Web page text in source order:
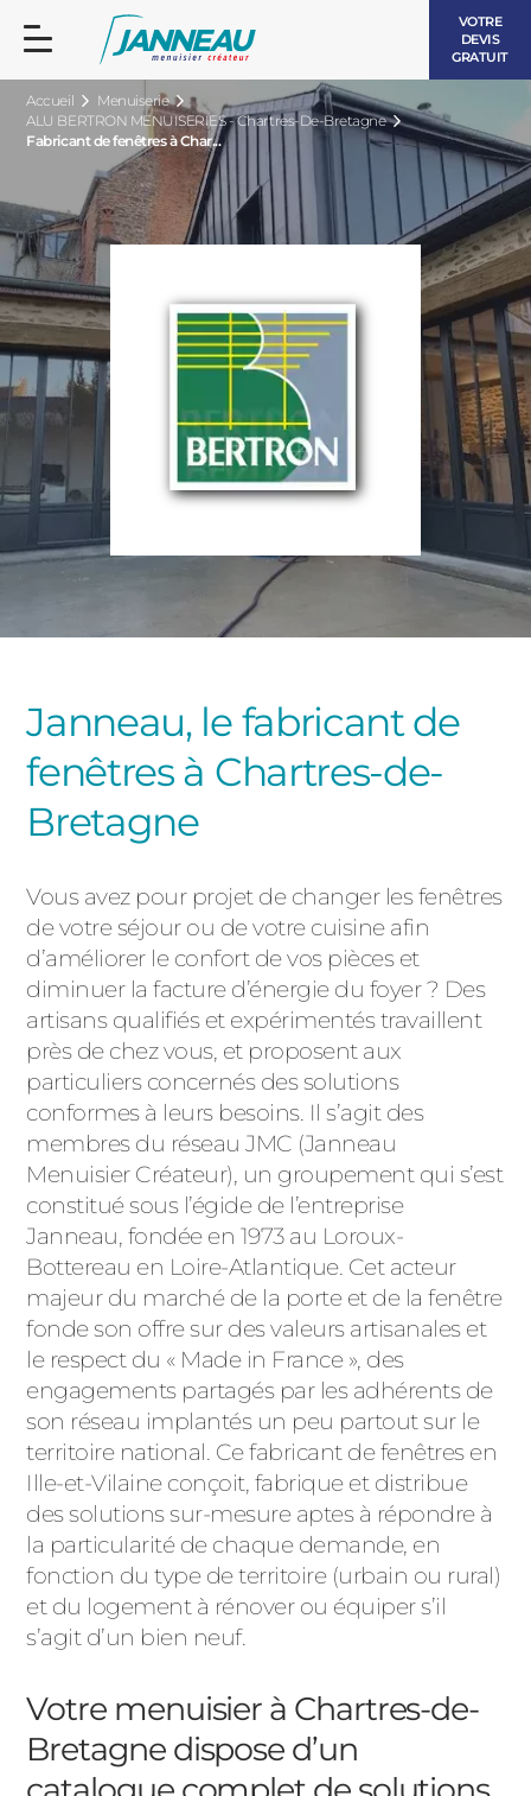
VOTRE
DEVIS
GRATUIT
Accueil
Menuiserie
ALU BERTRON MENUISERIES - Chartres-De-Bretagne
Fabricant de fenêtres à Char...
Janneau, le fabricant de
fenêtres à Chartres-de-
Bretagne
Vous avez pour projet de changer les fenêtres
de votre séjour ou de votre cuisine afin
d’améliorer le confort de vos pièces et
diminuer la facture d’énergie du foyer ? Des
artisans qualifiés et expérimentés travaillent
près de chez vous, et proposent aux
particuliers concernés des solutions
conformes à leurs besoins. Il s’agit des
membres du réseau JMC (Janneau
Menuisier Créateur), un groupement qui s’est
constitué sous l’égide de l’entreprise
Janneau, fondée en 1973 au Loroux-
Bottereau en Loire-Atlantique. Cet acteur
majeur du marché de la porte et de la fenêtre
fonde son offre sur des valeurs artisanales et
le respect du « Made in France », des
engagements partagés par les adhérents de
son réseau implantés un peu partout sur le
territoire national. Ce fabricant de fenêtres en
Ille-et-Vilaine conçoit, fabrique et distribue
des solutions sur-mesure aptes à répondre à
la particularité de chaque demande, en
fonction du type de territoire (urbain ou rural)
et du logement à rénover ou équiper s’il
s’agit d’un bien neuf.
Votre menuisier à Chartres-de-
Bretagne dispose d’un
FENÊTRES ET PORTES-FENÊTRES
PVC
ALUMINIUM
ACIER
BAIES VITRÉES
PORTES D’ENTRÉELES INTEMPORELLES
LES LUMINEUSES
VOLETS ROULANTS
PERGOLAS
PORTAILS ET PORTILLONS